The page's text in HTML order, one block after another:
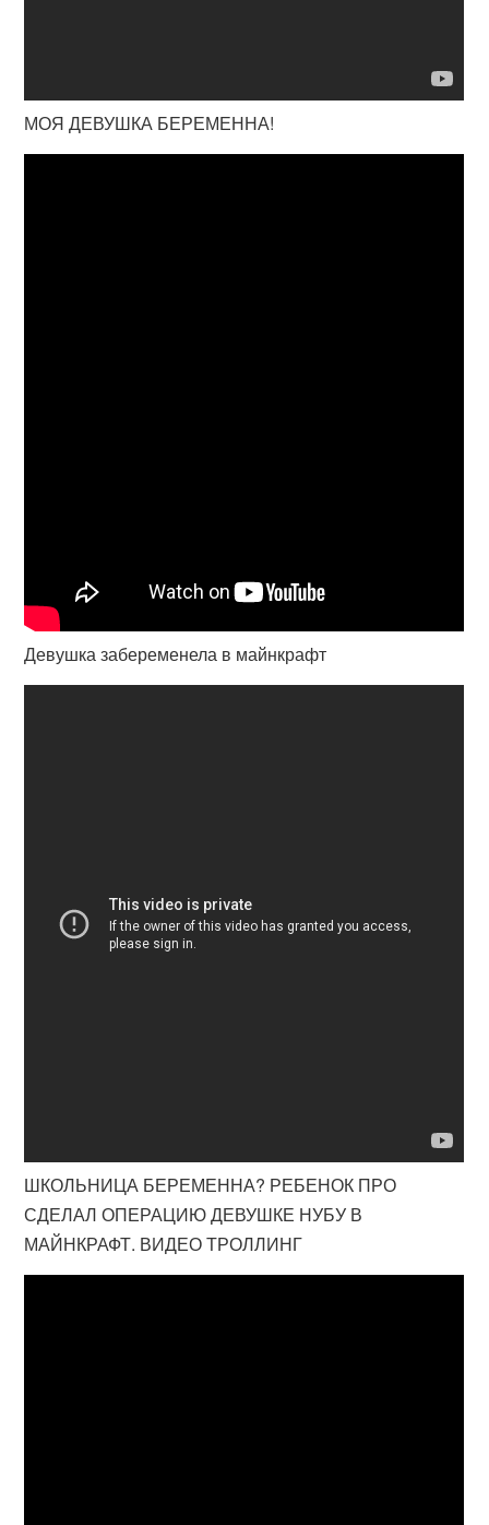
МОЯ ДЕВУШКА БЕРЕМЕННА!
Девушка забеременела в майнкрафт
ШКОЛЬНИЦА БЕРЕМЕННА? РЕБЕНОК ПРО
СДЕЛАЛ ОПЕРАЦИЮ ДЕВУШКЕ НУБУ В
МАЙНКРАФТ. ВИДЕО ТРОЛЛИНГ